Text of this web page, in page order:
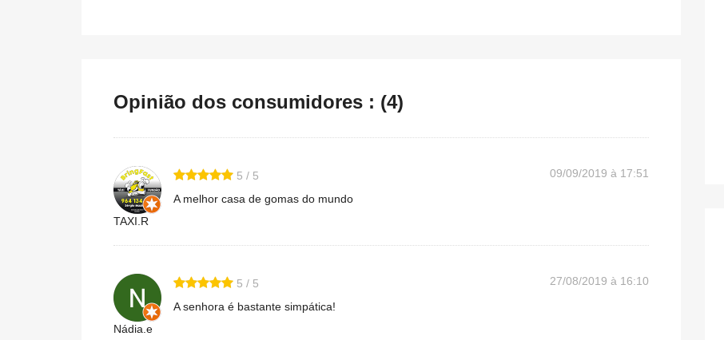
Opinião dos consumidores : (4)
TAXI.R
5 / 5
09/09/2019 à 17:51
A melhor casa de gomas do mundo
Nádia.e
5 / 5
27/08/2019 à 16:10
A senhora é bastante simpática!